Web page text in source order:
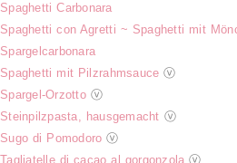
Spaghetti Carbonara
Spaghetti con Agretti ~ Spaghetti mit
Spargelcarbonara
Spaghetti mit Pilzrahmsauce ⓥ
Spargel-Orzotto ⓥ
Steinpilzpasta, hausgemacht ⓥ
Sugo di Pomodoro ⓥ
Tagliatelle di cacao al gorgonzola ⓥ